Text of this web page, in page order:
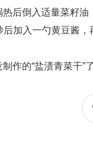
倒入适量菜籽油
入一勺黄豆酱，
的“盐渍青菜干”